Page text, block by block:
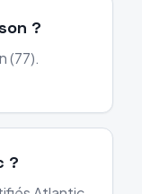
?
(77).
?